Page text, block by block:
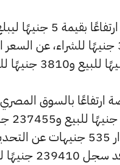
جنيهًا للبيع و3815 جنيهًا للشراء، عن
ارتفاعًا بالسوق المصري
حيث بلغ
للشراء، مرتفعًا بمقدار 535 جنيهات عن
السابق، حيث كان قد